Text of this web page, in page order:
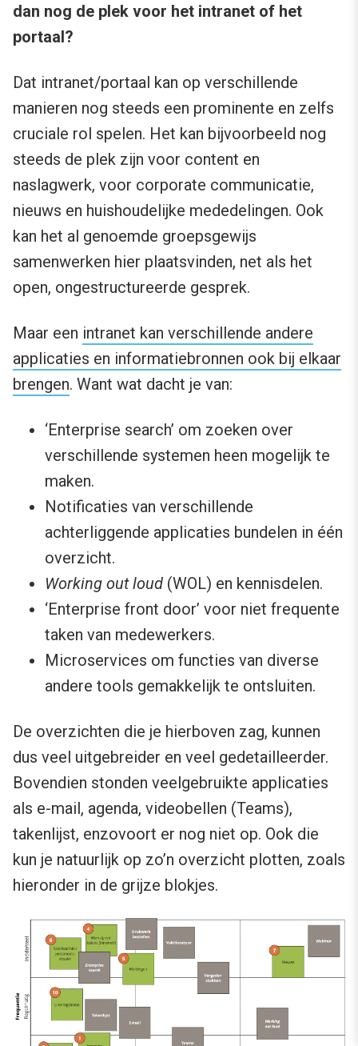
dan nog de plek voor het intranet of het
portaal?
Dat intranet/portaal kan op verschillende
manieren nog steeds een prominente en zelfs
cruciale rol spelen. Het kan bijvoorbeeld nog
steeds de plek zijn voor content en
naslagwerk, voor corporate communicatie,
nieuws en huishoudelijke mededelingen. Ook
kan het al genoemde groepsgewijs
samenwerken hier plaatsvinden, net als het
open, ongestructureerde gesprek.
Maar een intranet kan verschillende andere
applicaties en informatiebronnen ook bij elkaar
brengen. Want wat dacht je van:
‘Enterprise search’ om zoeken over
verschillende systemen heen mogelijk te
maken.
Notificaties van verschillende
achterliggende applicaties bundelen in één
overzicht.
Working out loud (WOL) en kennisdelen.
‘Enterprise front door’ voor niet frequente
taken van medewerkers.
Microservices om functies van diverse
andere tools gemakkelijk te ontsluiten.
De overzichten die je hierboven zag, kunnen
dus veel uitgebreider en veel gedetailleerder.
Bovendien stonden veelgebruikte applicaties
als e-mail, agenda, videobellen (Teams),
takenlijst, enzovoort er nog niet op. Ook die
kun je natuurlijk op zo’n overzicht plotten, zoals
hieronder in de grijze blokjes.